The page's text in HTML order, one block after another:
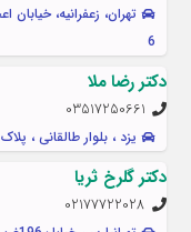
6
دکتر رضا ملا
03517250661
یزد ، بلوار طالقانی ، پلاک 190 کلینیک اسمارت دکتر رضا ملا
دکتر گلرخ ثریا
02177722028